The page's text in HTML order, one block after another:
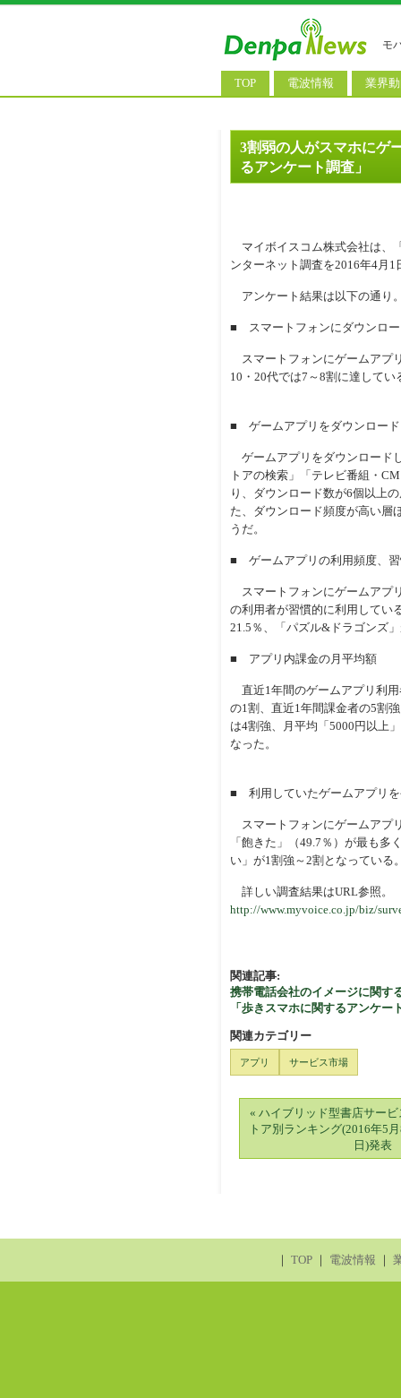
モ
TOP 電波情報
基地局ニュース
モバイル政策
業界
決算情
M&A/業
3割弱の人がスマホにゲ
るアンケート調査」
マイボイスコム株式会社は、
ンターネット調査を2016年4月
アンケート結果は以下の通り
■ スマートフォンにダウンロ
スマートフォンにゲームアプ
10・20代では7～8割に達して
■ ゲームアプリをダウンロード
ゲームアプリをダウンロード
トアの検索」「テレビ番組・
り、ダウンロード数が6個以上
た、ダウンロード頻度が高い層
うだ。
■ ゲームアプリの利用頻度、
スマートフォンにゲームアプ
の利用者が習慣的に利用してい
21.5％、「パズル&ドラゴンズ
■ アプリ内課金の月平均額
直近1年間のゲームアプリ利用
の1割、直近1年間課金者の5割
は4割強、月平均「5000円以上
なった。
■ 利用していたゲームアプリを
スマートフォンにゲームアプ
「飽きた」（49.7％）が最も
い」が1割強～2割となっている
詳しい調査結果はURL参照。
http://www.myvoice.co.jp/biz/
関連記事:
携帯電話会社のイメージに関す
「歩きスマホに関するアンケ
関連カテゴリー
アプリ サービス市場
« ハイブリッド型書店サー
トア別ランキング(2016年5
日)発表
｜ TOP｜ 電波情報 ｜